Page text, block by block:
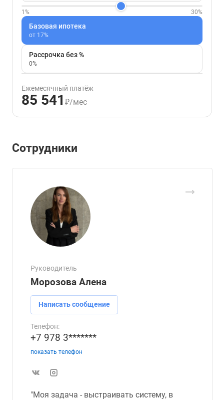
1% 30%
Базовая ипотека
от 17%
Рассрочка без %
0%
Ежемесячный платёж
85 541 ₽/мес
Сотрудники
Руководитель
Морозова Алена
Написать сообщение
Телефон:
+7 978 3*******
показать телефон
"Моя задача - выстраивать систему, в